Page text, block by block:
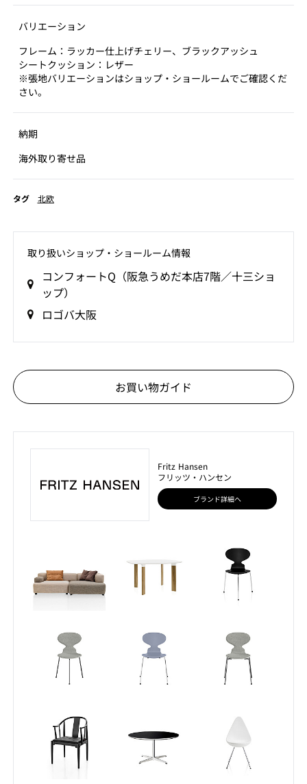
バリエーション
フレーム：ラッカー仕上げチェリー、ブラックアッシュ
シートクッション：レザー
※張地バリエーションはショップ・ショールームでご確認くだ
さい。
納期
海外取り寄せ品
タグ 北欧
取り扱いショップ‧ショールーム情報
コンフォートQ（阪急うめだ本店7階／十三ショ
ップ）
ロゴバ大阪
お買い物ガイド
Fritz Hansen
フリッツ・ハンセン
ブランド詳細へ